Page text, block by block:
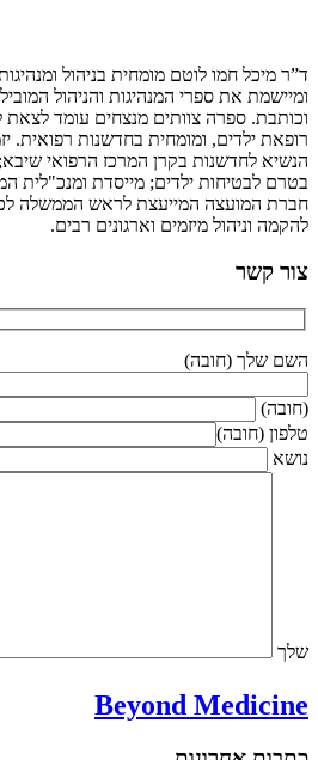
ד”ר מיכל חמו לוטם מומחית בניהול
ומיישמת את ספרי המנהיגות והניהול
וכותבת. ספרה צוותים מנצחים עומד
רופאת ילדים, ומומחית בחדשנות רפואית.
הנשיא לחדשנות בקרן המרכז הרפואי
בטרם לבטיחות ילדים; מייסדת ומנכ"לית
חברת המועצה המייעצת לראש הממשלה
להקמה וניהול מיזמים וארגונים רבים.
צור קשר
השם שלך (חובה)
(חובה)
טלפון (חובה)
נושא
שלך
Beyond Medicine